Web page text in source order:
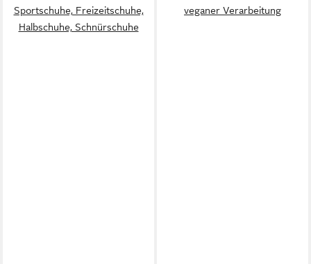
Sportschuhe, Freizeitschuhe,
Halbschuhe, Schnürschuhe
veganer Verarbeitung